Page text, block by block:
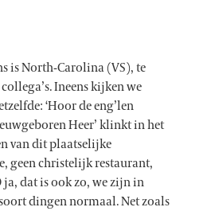
is North-Carolina (VS), te
Ineens kijken we
‘Hoor de eng’len
Heer’ klinkt in het
van dit plaatselijke
geen christelijk restaurant,
dat is ook zo, we zijn in
dingen normaal. Net zoals